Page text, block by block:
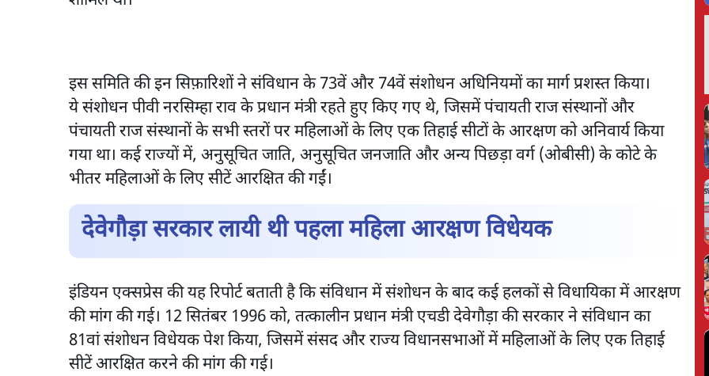
इस समिति की इन सिफ़ारिशों ने संविधान के 73वें और 74वें संशोधन अधिनियमों का मार्ग प्रशस्त किया।
ये संशोधन पीवी नरसिम्हा राव के प्रधान मंत्री रहते हुए किए गए थे, जिसमें पंचायती राज संस्थानों और
पंचायती राज संस्थानों के सभी स्तरों पर महिलाओं के लिए एक तिहाई सीटों के आरक्षण को अनिवार्य किया
गया था। कई राज्यों में, अनुसूचित जाति, अनुसूचित जनजाति और अन्य पिछड़ा वर्ग (ओबीसी) के कोटे के
भीतर महिलाओं के लिए सीटें आरक्षित की गईं।
देवेगौड़ा सरकार लायी थी पहला महिला आरक्षण विधेयक
इंडियन एक्सप्रेस की यह रिपोर्ट बताती है कि संविधान में संशोधन के बाद कई हलकों से विधायिका में आरक्षण
की मांग की गई। 12 सितंबर 1996 को, तत्कालीन प्रधान मंत्री एचडी देवेगौड़ा की सरकार ने संविधान का
81वां संशोधन विधेयक पेश किया, जिसमें संसद और राज्य विधानसभाओं में महिलाओं के लिए एक तिहाई
सीटें आरक्षित करने की मांग की गई।